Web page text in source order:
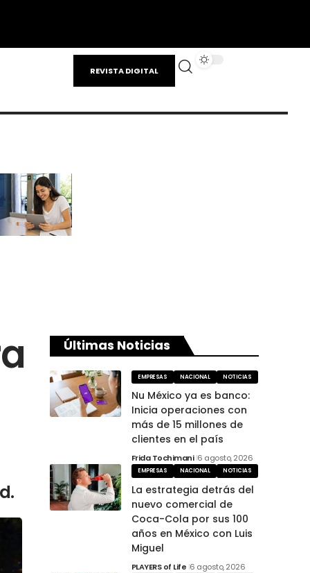
REVISTA DIGITAL
Últimas Noticias
EMPRESAS NACIONAL NOTICIAS
Nu México ya es banco:
Inicia operaciones con
más de 15 millones de
clientes en el país
Frida Tochimani 6 agosto, 2026
EMPRESAS NACIONAL NOTICIAS
La estrategia detrás del
nuevo comercial de
Coca-Cola por sus 100
años en México con Luis
Miguel
PLAYERS of Life 6 agosto, 2026